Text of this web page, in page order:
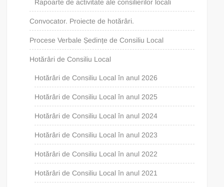
Rapoarte de activitate ale consilierilor locali
Convocator. Proiecte de hotărâri.
Procese Verbale Ședințe de Consiliu Local
Hotărâri de Consiliu Local
Hotărâri de Consiliu Local în anul 2026
Hotărâri de Consiliu Local în anul 2025
Hotărâri de Consiliu Local în anul 2024
Hotărâri de Consiliu Local în anul 2023
Hotărâri de Consiliu Local în anul 2022
Hotărâri de Consiliu Local în anul 2021